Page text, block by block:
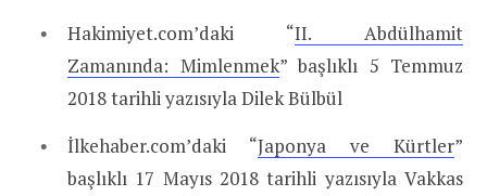
Hakimiyet.com’daki “II. Abdülhamit
Zamanında: Mimlenmek” başlıklı 5 Temmuz
2018 tarihli yazısıyla Dilek Bülbül
İlkehaber.com’daki “Japonya ve Kürtler”
başlıklı 17 Mayıs 2018 tarihli yazısıyla Vakkas